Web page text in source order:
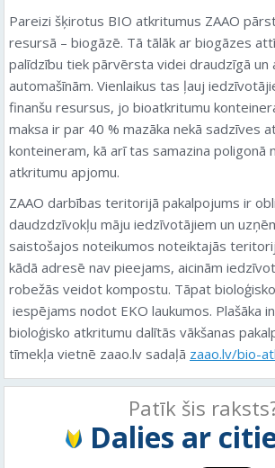
Pareizi šķirotus BIO atkritumus ZAAO
resursā – biogāzē. Tā tālāk ar biogāzes
palīdzību tiek pārvērsta videi draudzīgā un
automašīnām. Vienlaikus tas ļauj
finanšu resursus, jo bioatkritumu
maksa ir par 40 % mazāka nekā sadzīves
konteineram, kā arī tas samazina poligonā
atkritumu apjomu.
ZAAO darbības teritorijā pakalpojums ir
daudzdzīvokļu māju iedzīvotājiem un
saistošajos noteikumos noteiktajās
kādā adresē nav pieejams, aicinām
robežās veidot kompostu. Tāpat
iespējams nodot EKO laukumos. Plašāka
bioloģisko atkritumu dalītās vākšanas
tīmekļa vietnē zaao.lv sadaļā zaao.lv/bio-
Patīk šis
Dalies ar